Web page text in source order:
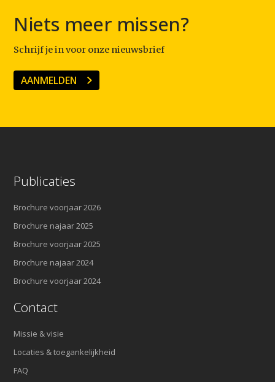
Niets meer missen?
Schrijf je in voor onze nieuwsbrief
AANMELDEN
Publicaties
Brochure voorjaar 2026
Brochure najaar 2025
Brochure voorjaar 2025
Brochure najaar 2024
Brochure voorjaar 2024
Contact
Missie & visie
Locaties & toegankelijkheid
FAQ